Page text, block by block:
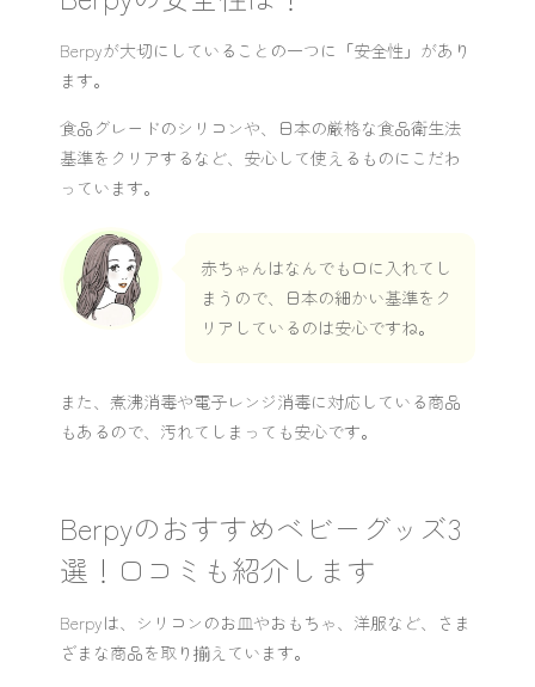
Berpyが大切にしていることの一つに「安全性」があり
ます。
食品グレードのシリコンや、日本の厳格な食品衛生法
基準をクリアするなど、安心して使えるものにこだわ
っています。
赤ちゃんはなんでも口に入れてし
まうので、日本の細かい基準をク
リアしているのは安心ですね。
また、煮沸消毒や電子レンジ消毒に対応している商品
もあるので、汚れてしまっても安心です。
Berpyのおすすめベビーグッズ3
選！口コミも紹介します
Berpyは、シリコンのお皿やおもちゃ、洋服など、さま
ざまな商品を取り揃えています。